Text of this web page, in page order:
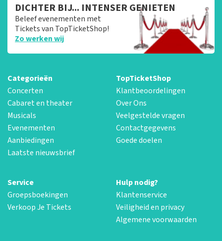
DICHTER BIJ... INTENSER GENIETEN
Beleef evenementen met
Tickets van TopTicketShop!
Zo werken wij
Categorieën
Concerten
Cabaret en theater
Musicals
Evenementen
Aanbiedingen
Laatste nieuwsbrief
TopTicketShop
Klantbeoordelingen
Over Ons
Veelgestelde vragen
Contactgegevens
Goede doelen
Service
Groepsboekingen
Verkoop Je Tickets
Hulp nodig?
Klantenservice
Veiligheid en privacy
Algemene voorwaarden